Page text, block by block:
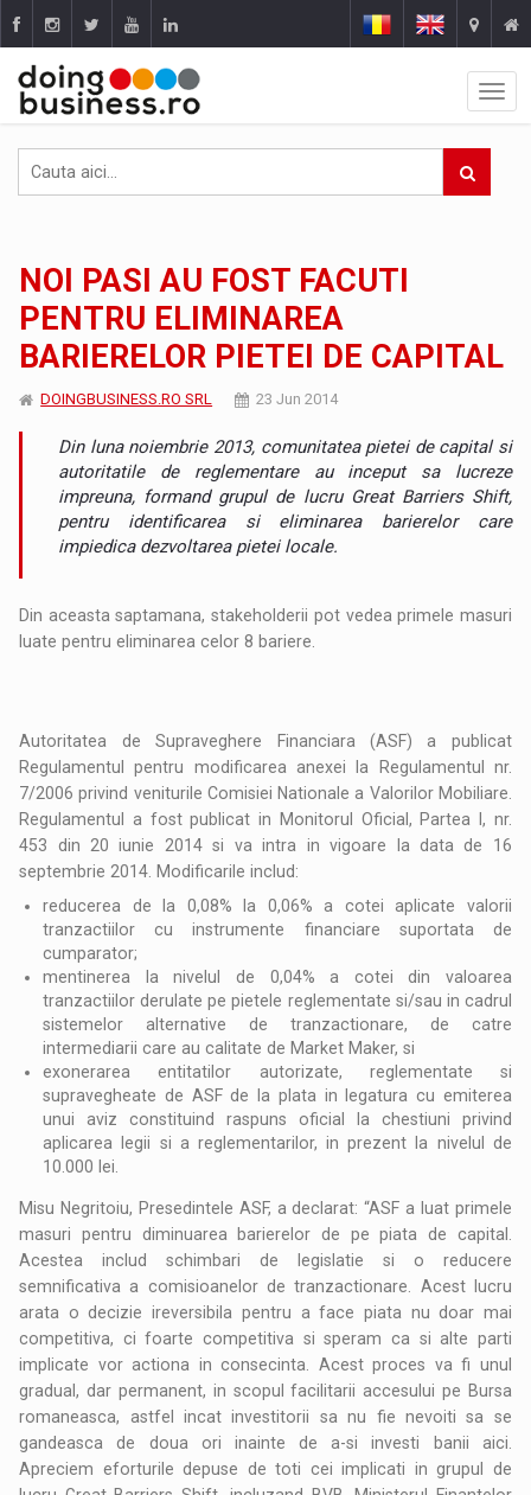
NOI PASI AU FOST FACUTI
PENTRU ELIMINAREA
BARIERELOR PIETEI DE CAPITAL
DOINGBUSINESS.RO SRL 23 Jun 2014
Din luna noiembrie 2013, comunitatea pietei de capital si
autoritatile de reglementare au inceput sa lucreze
impreuna, formand grupul de lucru Great Barriers Shift,
pentru identificarea si eliminarea barierelor care
impiedica dezvoltarea pietei locale.
Din aceasta saptamana, stakeholderii pot vedea primele masuri
luate pentru eliminarea celor 8 bariere.
Autoritatea de Supraveghere Financiara (ASF) a publicat
Regulamentul pentru modificarea anexei la Regulamentul nr.
7/2006 privind veniturile Comisiei Nationale a Valorilor Mobiliare.
Regulamentul a fost publicat in Monitorul Oficial, Partea I, nr.
453 din 20 iunie 2014 si va intra in vigoare la data de 16
septembrie 2014. Modificarile includ:
reducerea de la 0,08% la 0,06% a cotei aplicate valorii
tranzactiilor cu instrumente financiare suportata de
cumparator;
mentinerea la nivelul de 0,04% a cotei din valoarea
tranzactiilor derulate pe pietele reglementate si/sau in cadrul
sistemelor alternative de tranzactionare, de catre
intermediarii care au calitate de Market Maker, si
exonerarea entitatilor autorizate, reglementate si
supravegheate de ASF de la plata in legatura cu emiterea
unui aviz constituind raspuns oficial la chestiuni privind
aplicarea legii si a reglementarilor, in prezent la nivelul de
10.000 lei.
Misu Negritoiu, Presedintele ASF, a declarat: “ASF a luat primele
masuri pentru diminuarea barierelor de pe piata de capital.
Acestea includ schimbari de legislatie si o reducere
semnificativa a comisioanelor de tranzactionare. Acest lucru
arata o decizie ireversibila pentru a face piata nu doar mai
competitiva, ci foarte competitiva si speram ca si alte parti
implicate vor actiona in consecinta. Acest proces va fi unul
gradual, dar permanent, in scopul facilitarii accesului pe Bursa
romaneasca, astfel incat investitorii sa nu fie nevoiti sa se
gandeasca de doua ori inainte de a-si investi banii aici.
Apreciem eforturile depuse de toti cei implicati in grupul de